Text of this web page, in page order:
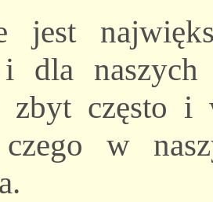
jest
i dla
zbyt często i
w